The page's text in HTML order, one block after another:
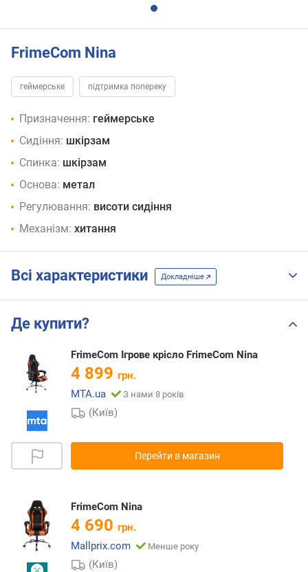
FrimeCom Nina
геймерське підтримка попереку
Призначення: геймерське
Сидіння: шкірзам
Спинка: шкірзам
Основа: метал
Регулювання: висоти сидіння
Механізм: хитання
Всі характеристики Докладніше
Де купити?
FrimeCom Ігрове крісло FrimeCom Nina
4 899 грн.
MTA.ua
З нами 8 років
(Київ)
Перейти в магазин
FrimeCom Nina
4 690 грн.
Mallprix.com
Менше року
(Київ)